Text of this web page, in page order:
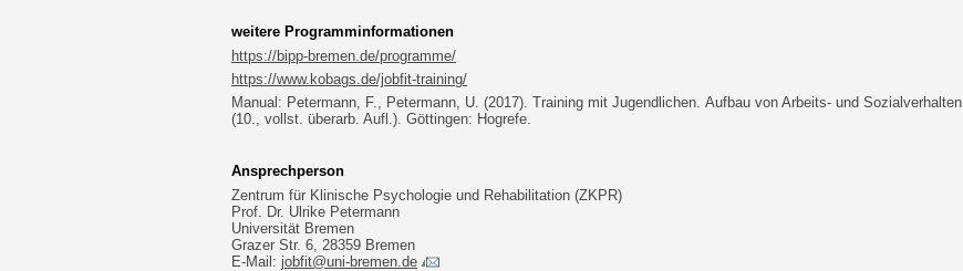
weitere Programminformationen
https://bipp-bremen.de/programme/
https://www.kobags.de/jobfit-training/
Manual: Petermann, F., Petermann, U. (2017). Training mit Jugendlichen. Aufbau von Arbeits- und Sozialverhalten
(10., vollst. überarb. Aufl.). Göttingen: Hogrefe.
Ansprechperson
Zentrum für Klinische Psychologie und Rehabilitation (ZKPR)
Prof. Dr. Ulrike Petermann
Universität Bremen
Grazer Str. 6, 28359 Bremen
E-Mail: jobfit@uni-bremen.de